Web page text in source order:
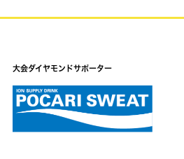
大会ダイヤモンドサポーター